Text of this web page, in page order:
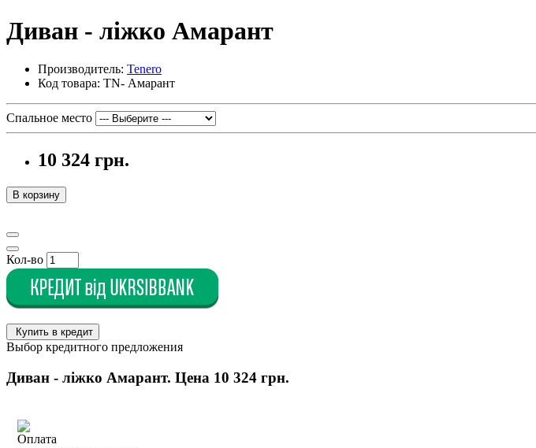
Диван - ліжко Амарант
Производитель: Tenero
Код товара: TN- Амарант
Спальное место
10 324 грн.
В корзину
Кол-во
Купить в кредит
Выбор кредитного предложения
Диван - ліжко Амарант. Цена 10 324 грн.